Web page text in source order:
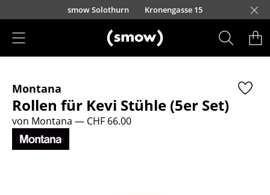
Direkt zum Inhaltsmow Solothurn Kronengasse 15
Sitzmöbel
Esszimmerstühle
Sofas
Montana
Rollen für Kevi Stühle (5er Set)
von Montana — CHF 66.00